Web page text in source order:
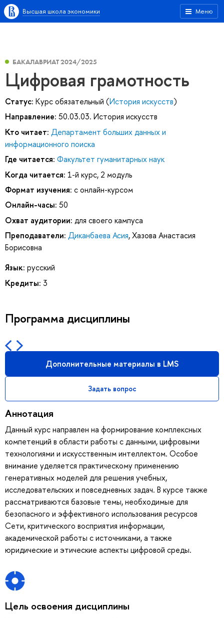
Меню
Высшая школа экономики
БАКАЛАВРИАТ 2024/2025
Цифровая грамотность
Статус: Курс обязательный (История искусств)
Направление: 50.03.03. История искусств
Кто читает: Департамент больших данных и
информационного поиска
Где читается: Факультет гуманитарных наук
Когда читается: 1-й курс, 2 модуль
Формат изучения: с онлайн-курсом
Онлайн-часы: 50
Охват аудитории: для своего кампуса
Преподаватели: Диканбаева Асия,Хазова Анастасия
Борисовна
Язык: русский
Кредиты: 3
Программа дисциплины
Дополнительные материалы в LMS
Задать вопрос
Аннотация
Данный курс направлен на формирование комплексных
компетенций в области работы с данными, цифровыми
технологиями и искусственным интеллектом. Особое
внимание уделяется практическому применению
генеративных моделей для решения учебных,
исследовательских и повседневных задач. В курсе также
рассматриваются базовые темы, необходимые для
безопасного и эффективного использования ресурсов
Сети, критического восприятия информации,
академической работы с источниками, а также
юридические и этические аспекты цифровой среды.
Цель освоения дисциплины